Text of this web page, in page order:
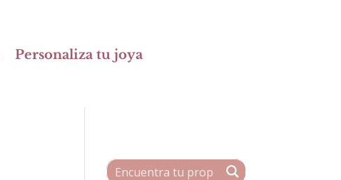
Personaliza tu joya